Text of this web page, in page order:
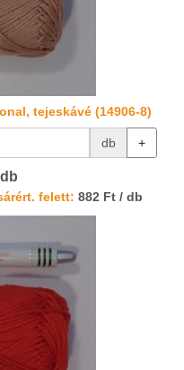
tejeskávé (14906-8)
db +
felett: 882 Ft / db